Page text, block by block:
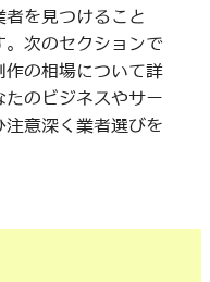
者を見つけること
。次のセクションで
作の相場について詳
たのビジネスやサー
注意深く業者選びを